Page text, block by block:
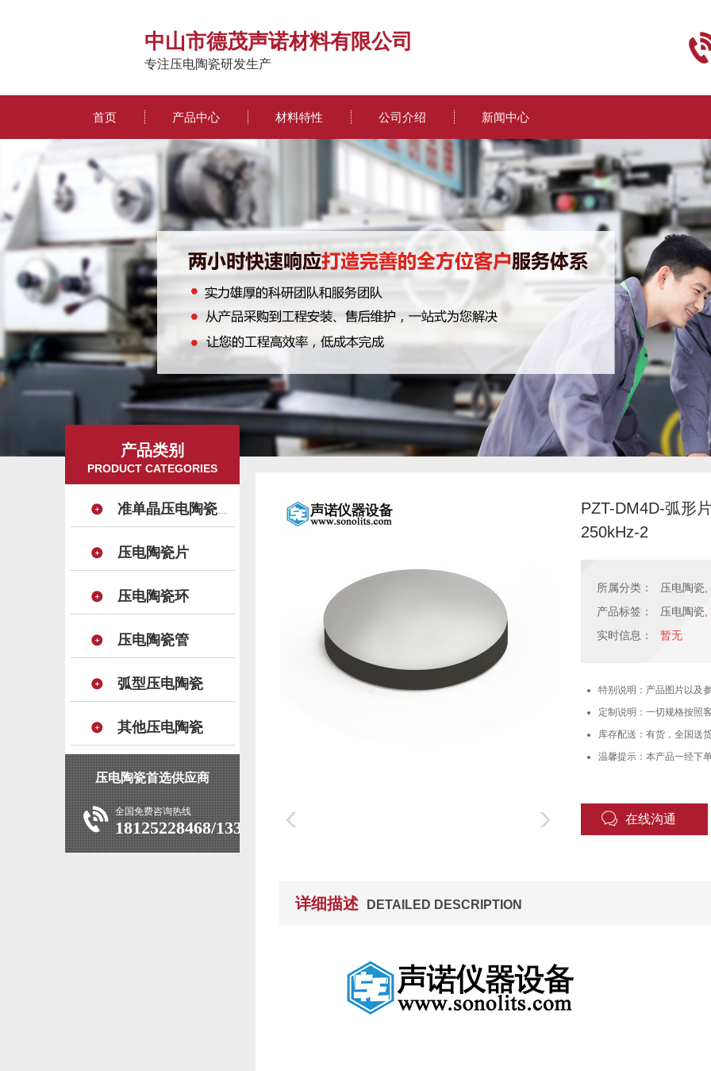
中山市德茂声诺材料有限公司
专注压电陶瓷研发生产
首页 产品中心 材料特性 公司介绍 新闻中心
产品类别
PRODUCT CATEGORIES
准单晶压电陶瓷晶片
压电陶瓷片
压电陶瓷环
压电陶瓷管
弧型压电陶瓷
其他压电陶瓷
压电陶瓷首选供应商
全国免费咨询热线
18125228468/13392927639
PZT-DM4D-弧形
250kHz-2
所属分类： 压电陶瓷
产品标签：
压电陶瓷
实时信息：
暂无
特别说明：产品图片以及
定制说明：一切规格按照
库存配送：有货，全国送
温馨提示：本产品一经下
在线沟通
详细描述 DETAILED DESCRIPTION